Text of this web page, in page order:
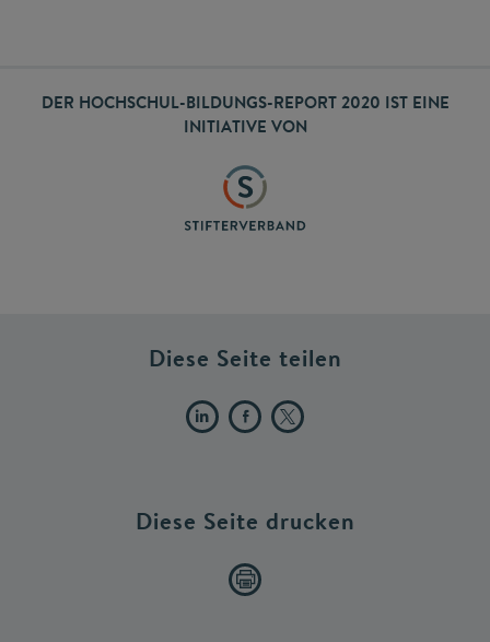
DER HOCHSCHUL-BILDUNGS-REPORT 2020 IST EINE
INITIATIVE VON
Diese Seite teilen
Diese Seite drucken